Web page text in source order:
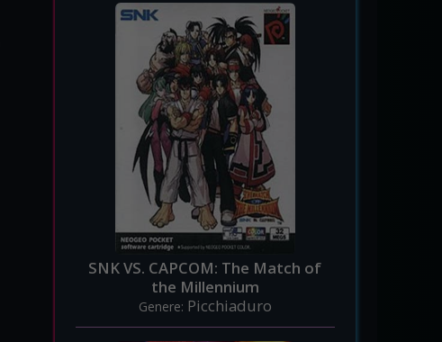
SNK VS. CAPCOM: The Match of
the Millennium
Genere: Picchiaduro